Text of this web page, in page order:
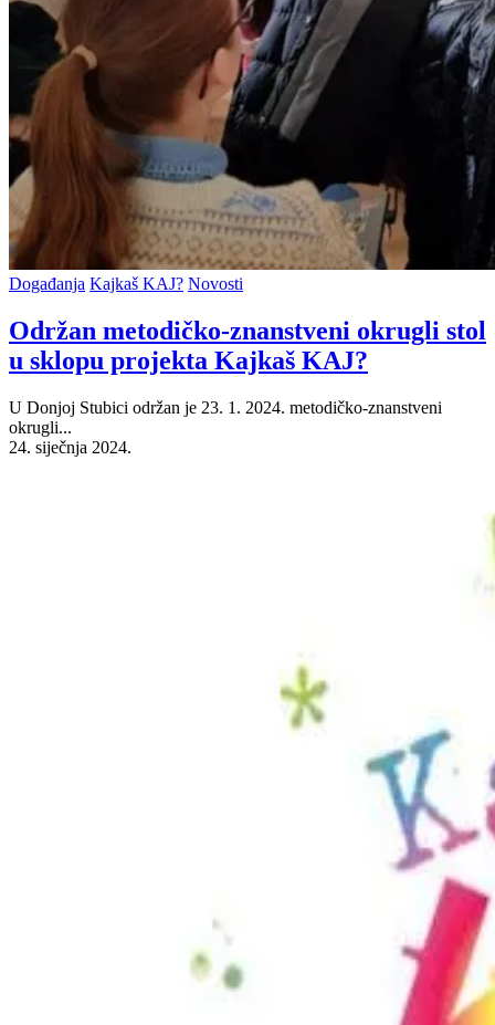
Posted
Događanja Kajkaš KAJ? Novosti
Održan metodičko-znanstveni okrugli stol
u sklopu projekta Kajkaš KAJ?
U Donjoj Stubici održan je 23. 1. 2024. metodičko-znanstveni
okrugli...
24. siječnja 2024.